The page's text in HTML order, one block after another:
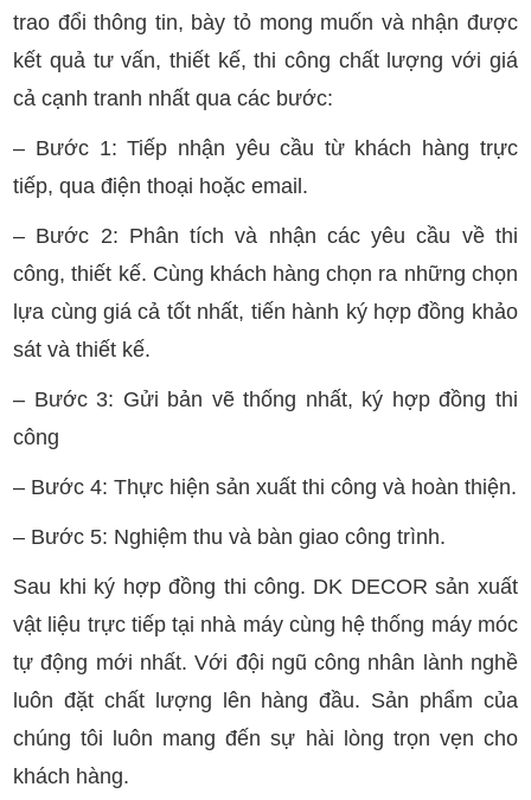
trao đổi thông tin, bày tỏ mong muốn và nhận được
kết quả tư vấn, thiết kế, thi công chất lượng với giá
cả cạnh tranh nhất qua các bước:
– Bước 1: Tiếp nhận yêu cầu từ khách hàng trực
tiếp, qua điện thoại hoặc email.
– Bước 2: Phân tích và nhận các yêu cầu về thi
công, thiết kế. Cùng khách hàng chọn ra những chọn
lựa cùng giá cả tốt nhất, tiến hành ký hợp đồng khảo
sát và thiết kế.
– Bước 3: Gửi bản vẽ thống nhất, ký hợp đồng thi
công
– Bước 4: Thực hiện sản xuất thi công và hoàn thiện.
– Bước 5: Nghiệm thu và bàn giao công trình.
Sau khi ký hợp đồng thi công. DK DECOR sản xuất
vật liệu trực tiếp tại nhà máy cùng hệ thống máy móc
tự động mới nhất. Với đội ngũ công nhân lành nghề
luôn đặt chất lượng lên hàng đầu. Sản phẩm của
chúng tôi luôn mang đến sự hài lòng trọn vẹn cho
khách hàng.